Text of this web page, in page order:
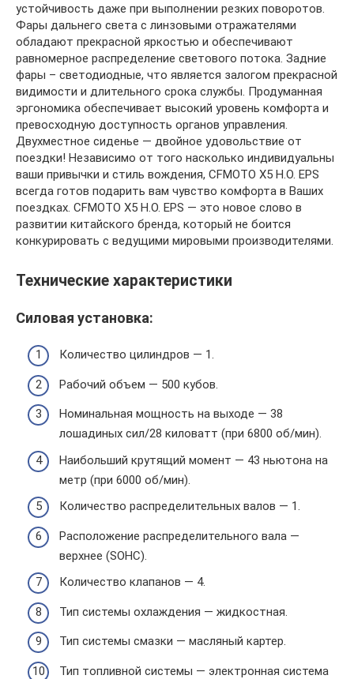
устойчивость даже при выполнении резких поворотов.
Фары дальнего света с линзовыми отражателями
обладают прекрасной яркостью и обеспечивают
равномерное распределение светового потока. Задние
фары – светодиодные, что является залогом прекрасной
видимости и длительного срока службы. Продуманная
эргономика обеспечивает высокий уровень комфорта и
превосходную доступность органов управления.
Двухместное сиденье — двойное удовольствие от
поездки! Независимо от того насколько индивидуальны
ваши привычки и стиль вождения, CFMOTO X5 H.O. EPS
всегда готов подарить вам чувство комфорта в Ваших
поездках. CFMOTO X5 H.O. EPS — это новое слово в
развитии китайского бренда, который не боится
конкурировать с ведущими мировыми производителями.
Технические характеристики
Силовая установка:
Количество цилиндров — 1.
Рабочий объем — 500 кубов.
Номинальная мощность на выходе — 38
лошадиных сил/28 киловатт (при 6800 об/мин).
Наибольший крутящий момент — 43 ньютона на
метр (при 6000 об/мин).
Количество распределительных валов — 1.
Расположение распределительного вала —
верхнее (SOHC).
Количество клапанов — 4.
Тип системы охлаждения — жидкостная.
Тип системы смазки — масляный картер.
Тип топливной системы — электронная система